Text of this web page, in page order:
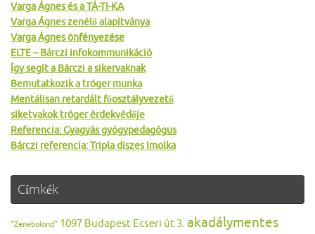
Varga Ágnes és a TÁ-TI-KA
Varga Ágnes zenélő alapítványa
Varga Ágnes önfényezése
ELTE – Bárczi infokommunikáció
Így segít a Bárczi a sikervaknak
Bemutatkozik a tróger munka
Mentálisan retardált főosztályvezető
siketvakok tróger érdekvédője
Referencia: Gyagyás gyógypedagógus
Bárczi referencia: Tripla diszes Imolka
Címkék
"Zenebolond" 1097 Budapest Ecseri út 3. akadálymentes